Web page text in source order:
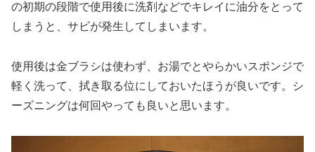
の初期の段階で使用後に洗剤などでキレイに油分をとって
しまうと、サビが発生してしまいます。
使用後は金ブラシは使わず、お湯でとやらかいスポンジで
軽く洗って、拭き取る位にしておいたほうが良いです。シ
ーズニングは何回やっても良いと思います。